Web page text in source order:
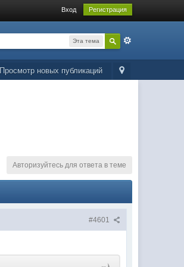
Вход Регистрация
Эта тема
Просмотр новых публикаций
Авторизуйтесь для ответа в теме
#4601